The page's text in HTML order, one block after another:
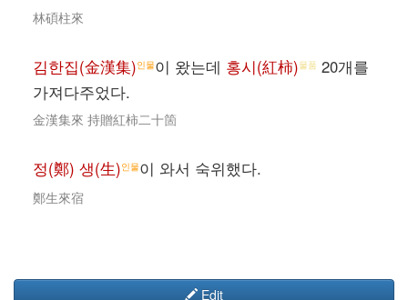
林碩柱來
김한집(金漢集)인물이 왔는데 홍시(紅柿)물품 20개를
가져다주었다.
金漢集來 持贈紅柿二十箇
정(鄭) 생(生)인물이 와서 숙위했다.
鄭生來宿
Edit